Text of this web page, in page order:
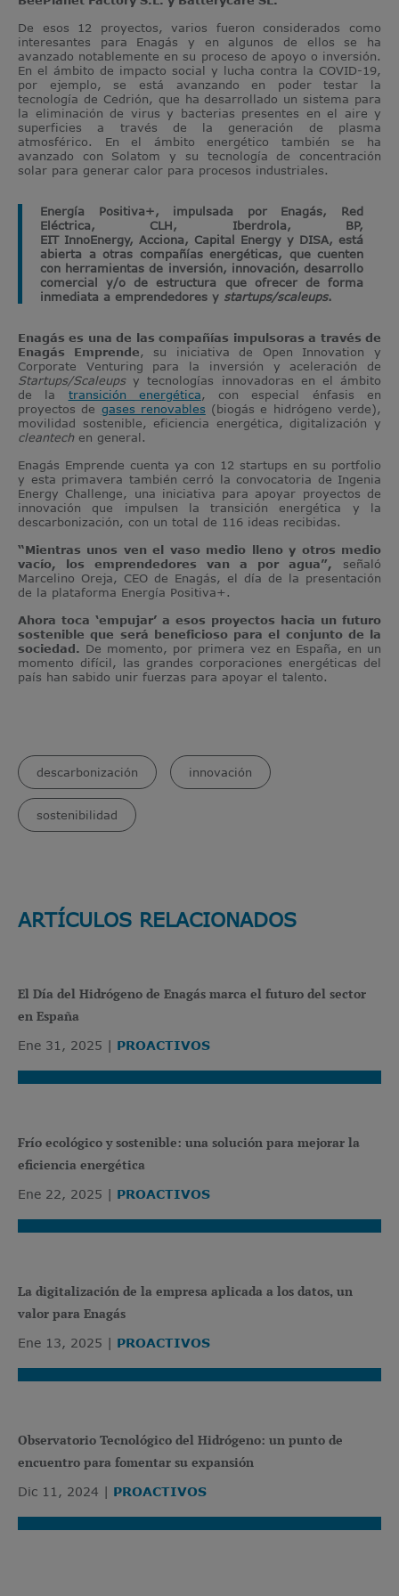
De esos 12 proyectos, varios fueron considerados como
interesantes para Enagás y en algunos de ellos se ha
avanzado notablemente en su proceso de apoyo o inversión.
En el ámbito de impacto social y lucha contra la COVID-19,
por ejemplo, se está avanzando en poder testar la
tecnología de Cedrión, que ha desarrollado un sistema para
la eliminación de virus y bacterias presentes en el aire y
superficies a través de la generación de plasma
atmosférico. En el ámbito energético también se ha
avanzado con Solatom y su tecnología de concentración
solar para generar calor para procesos industriales.
Energía Positiva+, impulsada por Enagás, Red
Eléctrica, CLH, Iberdrola, BP,
EIT InnoEnergy, Acciona, Capital Energy y DISA, está
abierta a otras compañías energéticas, que cuenten
con herramientas de inversión, innovación, desarrollo
comercial y/o de estructura que ofrecer de forma
inmediata a emprendedores y startups/scaleups.
Enagás es una de las compañías impulsoras a través de
Enagás Emprende, su iniciativa de Open Innovation y
Corporate Venturing para la inversión y aceleración de
Startups/Scaleupsy tecnologías innovadoras en el ámbito
de la transición energética, con especial énfasis en
proyectos de gases renovables (biogás e hidrógeno verde),
movilidad sostenible, eficiencia energética, digitalización y
cleantechen general.
Enagás Emprende cuenta ya con 12 startups en su portfolio
y esta primavera también cerró la convocatoria de Ingenia
Energy Challenge, una iniciativa para apoyar proyectos de
innovación que impulsen la transición energética y la
descarbonización, con un total de 116 ideas recibidas.
“Mientras unos ven el vaso medio lleno y otros medio
vacío, los emprendedores van a por agua”, señaló
Marcelino Oreja, CEO de Enagás, el día de la presentación
de la plataforma Energía Positiva+.
Ahora toca ‘empujar’ a esos proyectos hacia un futuro
sostenible que será beneficioso para el conjunto de la
sociedad. De momento, por primera vez en España, en un
momento difícil, las grandes corporaciones energéticas del
país han sabido unir fuerzas para apoyar el talento.
descarbonización innovación
sostenibilidad
ARTÍCULOS RELACIONADOS
El Día del Hidrógeno de Enagás marca el futuro del sector
en España
Ene 31, 2025 PROACTIVOS
Frío ecológico y sostenible: una solución para mejorar la
eficiencia energética
Ene 22, 2025 PROACTIVOS
La digitalización de la empresa aplicada a los datos, un
valor para Enagás
Ene 13, 2025 PROACTIVOS
Observatorio Tecnológico del Hidrógeno: un punto de
encuentro para fomentar su expansión
Dic 11, 2024 PROACTIVOS